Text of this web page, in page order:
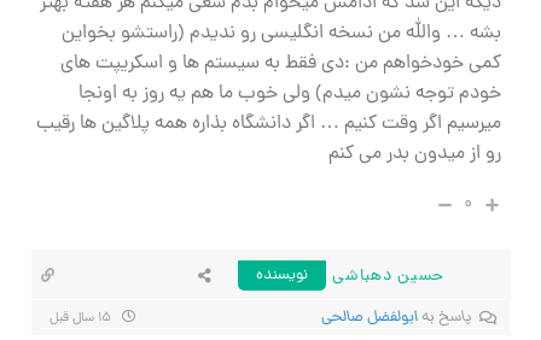
بشه … والله من نسخه انگلیسی رو ندیدم (راستشو بخواین
کمی خودخواهم من :دی فقط به سیستم ها و اسکریپت های
خودم توجه نشون میدم) ولی خوب ما هم یه روز به اونجا
میرسیم اگر وقت کنیم … اگر دانشگاه بذاره همه پلاگین ها رقیب
رو از میدون بدر می کنم
۰
حسین دهباشی
نویسنده
پاسخ بهابولفضل صالحي